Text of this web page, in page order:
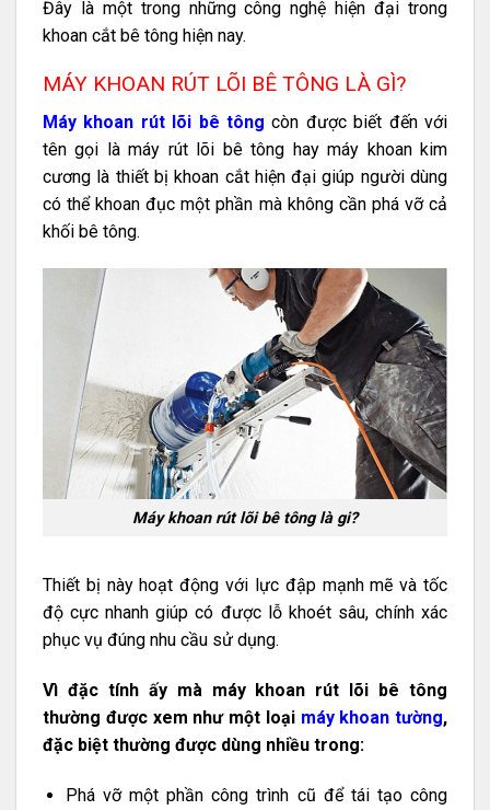
Đây là một trong những công nghệ hiện đại trong
khoan cắt bê tông hiện nay.
MÁY KHOAN RÚT LÕI BÊ TÔNG LÀ GÌ?
Máy khoan rút lõi bê tông còn được biết đến với
tên gọi là máy rút lõi bê tông hay máy khoan kim
cương là thiết bị khoan cắt hiện đại giúp người dùng
có thể khoan đục một phần mà không cần phá vỡ cả
khối bê tông.
Máy khoan rút lõi bê tông là gi?
Thiết bị này hoạt động với lực đập mạnh mẽ và tốc
độ cực nhanh giúp có được lỗ khoét sâu, chính xác
phục vụ đúng nhu cầu sử dụng.
Vì đặc tính ấy mà máy khoan rút lõi bê tông
thường được xem như một loại máy khoan tường,
đặc biệt thường được dùng nhiều trong:
Phá vỡ một phần công trình cũ để tái tạo công